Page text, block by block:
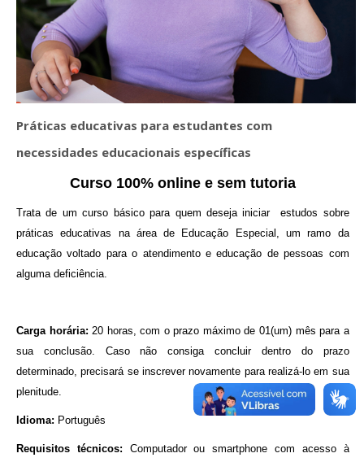
Práticas educativas para estudantes com
necessidades educacionais específicas
Curso 100% online e sem tutoria
Trata de um curso básico para quem deseja iniciar estudos sobre
práticas educativas na área de Educação Especial, um ramo da
educação voltado para o atendimento e educação de pessoas com
alguma deficiência.
Carga horária: 20 horas, com o prazo máximo de 01(um) mês para a
sua conclusão. Caso não consiga concluir dentro do prazo
determinado, precisará se inscrever novamente para realizá-lo em sua
plenitude.
Idioma: Português
Requisitos técnicos: Computador ou smartphone com acesso à